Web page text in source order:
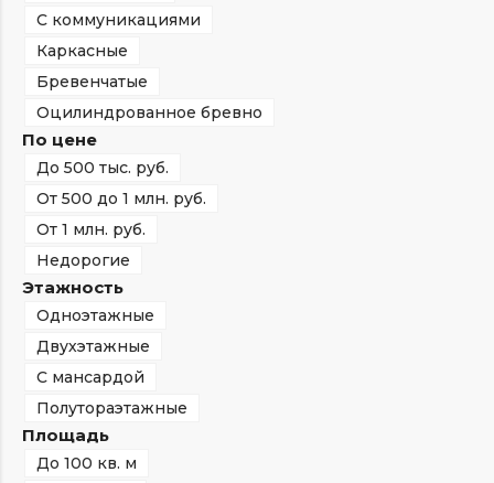
С коммуникациями
Каркасные
Бревенчатые
Оцилиндрованное бревно
По цене
До 500 тыс. руб.
От 500 до 1 млн. руб.
От 1 млн. руб.
Недорогие
Этажность
Одноэтажные
Двухэтажные
С мансардой
Полутораэтажные
Площадь
До 100 кв. м